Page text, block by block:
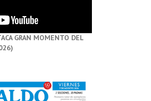
GRAN MOMENTO DEL